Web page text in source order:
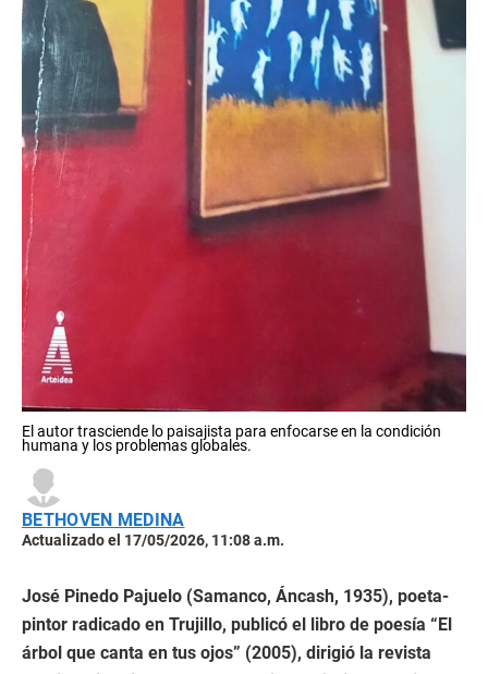
El autor trasciende lo paisajista para enfocarse en la condición
humana y los problemas globales.
BETHOVEN MEDINA
Actualizado el 17/05/2026, 11:08 a.m.
José Pinedo Pajuelo (Samanco, Áncash, 1935), poeta-
pintor radicado en Trujillo, publicó el libro de poesía “El
árbol que canta en tus ojos” (2005), dirigió la revista